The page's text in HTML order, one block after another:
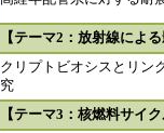
【テーマ2：放射線によ
クリプトビオシスとリン
究
【テーマ3：核燃料サイ